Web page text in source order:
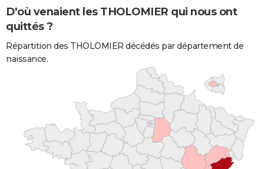
D'où venaient les THOLOMIER qui nous ont
quittés ?
Répartition des THOLOMIER décédés par département de
naissance.